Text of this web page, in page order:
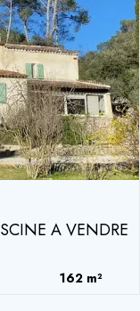
A VENDRE
162 m²